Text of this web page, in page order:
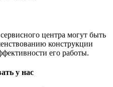
центра могут быть
конструкции
его работы.
у нас